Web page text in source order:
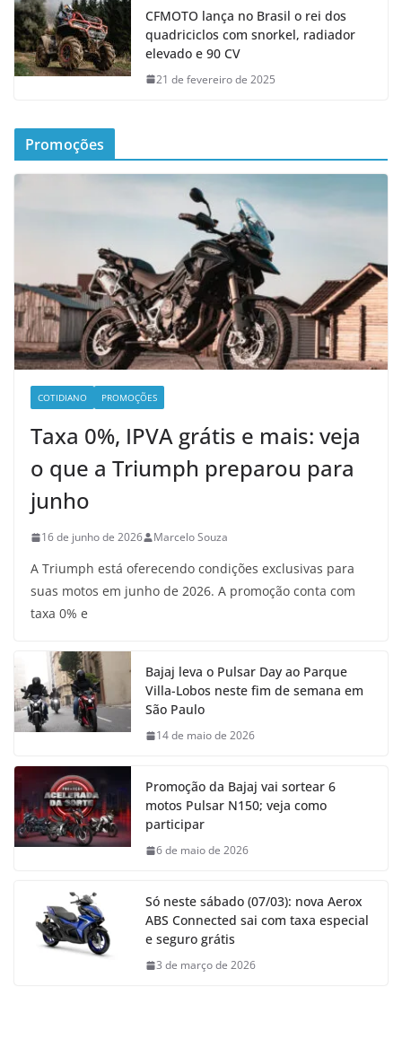
CFMOTO lança no Brasil o rei dos
quadriciclos com snorkel, radiador
elevado e 90 CV
21 de fevereiro de 2025
Promoções
COTIDIANO PROMOÇÕES
Taxa 0%, IPVA grátis e mais: veja
o que a Triumph preparou para
junho
16 de junho de 2026 Marcelo Souza
A Triumph está oferecendo condições exclusivas para
suas motos em junho de 2026. A promoção conta com
taxa 0% e
Bajaj leva o Pulsar Day ao Parque
Villa-Lobos neste fim de semana em
São Paulo
14 de maio de 2026
Promoção da Bajaj vai sortear 6
motos Pulsar N150; veja como
participar
6 de maio de 2026
Só neste sábado (07/03): nova Aerox
ABS Connected sai com taxa especial
e seguro grátis
3 de março de 2026